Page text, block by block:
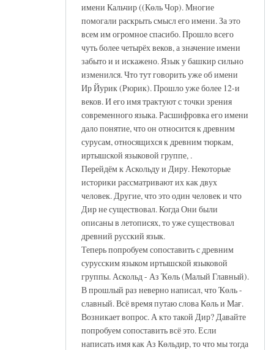
имени Кальчир ((Көль Чор). Многие
помогали раскрыть смысл его имени. За это
всем им огромное спасибо. Прошло всего
чуть более четырёх веков, а значение имени
забыто и и искажено. Язык у башкир сильно
изменился. Что тут говорить уже об имени
Ир Йурик (Рюрик). Прошло уже более 12-и
веков. И его имя трактуют с точки зрения
современного языка. Расшифровка его имени
дало понятие, что он относится к древним
сурусам, относящихся к древним тюркам,
иртышской языковой группе, .
Перейдём к Аскольду и Диру. Некоторые
историки рассматривают их как двух
человек. Другие, что это один человек и что
Дир не существовал. Когда Они были
описаны в летописях, то уже существовал
древний русский язык.
Теперь попробуем сопоставить с древним
сурусским языком иртышской языковой
группы. Аскольд - Аз Ҡөль (Малый Главный).
В прошлый раз неверно написал, что Ҡөль -
славный. Всё время путаю слова Көль и Мағ.
Возникает вопрос. А кто такой Дир? Давайте
попробуем сопоставить всё это. Если
написать имя как Аз Көльдир, то что мы тогда